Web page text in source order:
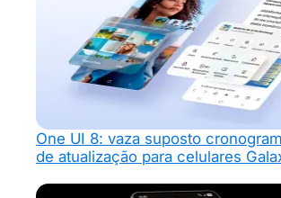
One UI 8: vaza suposto
de atualização para celulares